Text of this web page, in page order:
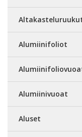
Alumiinifoliot
Alumiinivuoat
Aluset